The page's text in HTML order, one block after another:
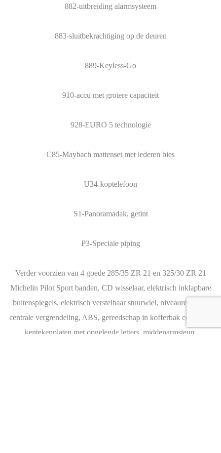
882-uitbreiding alarmsysteem
883-sluitbekrachtiging op de deuren
889-Keyless-Go
910-accu met grotere capaciteit
928-EURO 5 technologie
C85-Maybach mattenset met lederen bies
U34-koptelefoon
S1-Panoramadak, getint
P3-Speciale piping
Verder voorzien van 4 goede 285/35 ZR 21 en 325/30 ZR 21
Michelin Pilot Sport banden, CD wisselaar, elektrisch inklapbare
buitenspiegels, elektrisch verstelbaar stuurwiel, niveauregeling,
centrale vergrendeling, ABS, gereedschap in kofferbak compleet,
kentekenplaten met opgelegde letters, middenarmsteun,